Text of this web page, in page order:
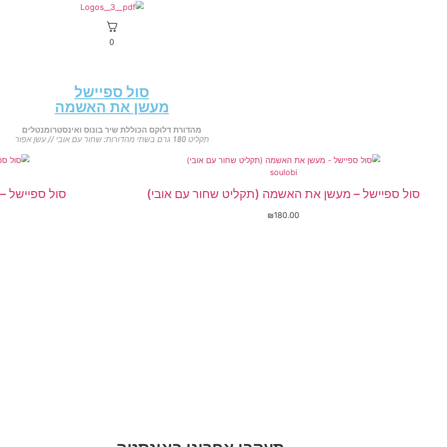
0
סול ספיישל
מעשן את האשמה
מהדורת דלוקס הכוללת שיר בונוס ואינסטרומנטלים
תקליט 180 גרם בשתי מהדורות: שחור עם אובי // עשן אפור
soulobi
סול ספיישל – מעשן את האשמה (תקליט שחור עם אובי)
₪180.00
סול